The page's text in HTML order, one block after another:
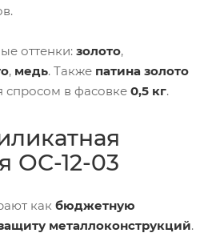
оттенки: золото,
, медь. Также патина золото
спросом в фасовке 0,5 кг.
ОС-12-03
как бюджетную
металлоконструкций.